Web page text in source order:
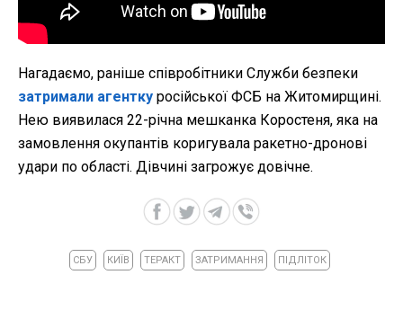
Нагадаємо, раніше співробітники Служби безпеки
затримали агентку російської ФСБ на Житомирщині.
Нею виявилася 22-річна мешканка Коростеня, яка на
замовлення окупантів коригувала ракетно-дронові
удари по області. Дівчині загрожує довічне.
СБУ КИЇВ ТЕРАКТ ЗАТРИМАННЯ ПІДЛІТОК